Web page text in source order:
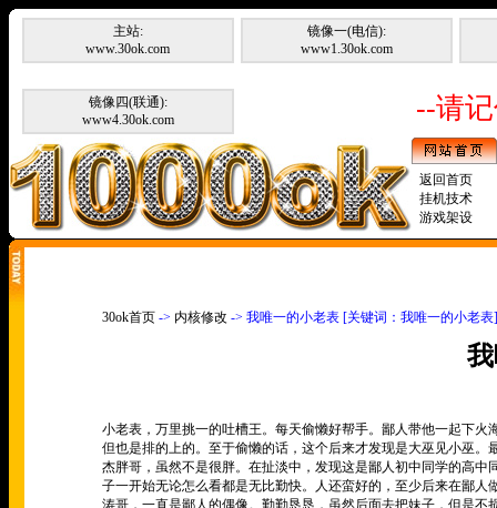
主站:
www.30ok.com
镜像一(电信):
www1.30ok.com
镜像四(联通):
www4.30ok.com
--请
返回首页
挂机技术
游戏架设
30ok首页 -> 内核修改 -> 我唯一的小老表 [关键词：我唯一的小老表]
小老表，万里挑一的吐槽王。每天偷懒好帮手。鄙人带他一起下火
但也是排的上的。至于偷懒的话，这个后来才发现是大巫见小巫。
杰胖哥，虽然不是很胖。在扯淡中，发现这是鄙人初中同学的高
子一开始无论怎么看都是无比勤快。人还蛮好的，至少后来在鄙人
涛哥，一直是鄙人的偶像。勤勤恳恳，虽然后面去把妹子，但是